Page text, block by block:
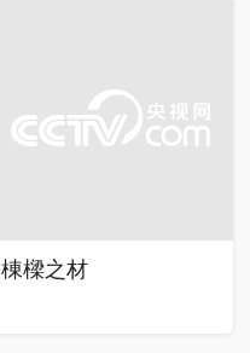
棟樑之材